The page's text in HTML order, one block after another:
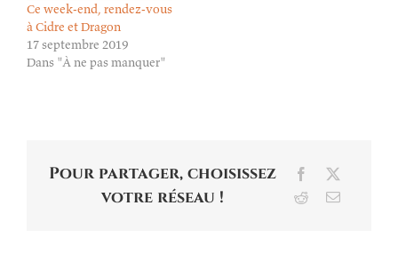
Ce week-end, rendez-vous
à Cidre et Dragon
17 septembre 2019
Dans "À ne pas manquer"
Pour partager, choisissez
votre réseau !
Facebook
RedditEmail